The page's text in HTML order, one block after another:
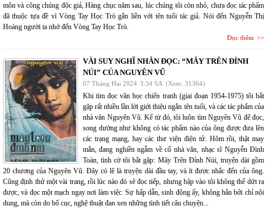
môn và công chúng độc giả, Hàng chục năm sau, lúc chúng tôi còn nhỏ, chưa đọc tác phẩm
đã thuộc tựa đề vì Vòng Tay Học Trò gắn liền với tên tuổi tác giả. Nói đến Nguyễn Thị
Hoàng người ta nhớ đến Vòng Tay Học Trò.
Đọc thêm
VÀI SUY NGHĨ NHÂN ĐỌC: “MÂY TRÊN ĐỈNH
NÚI” CỦA NGUYÊN VŨ
07 Tháng Hai 2024 3:34 SA (Xem: 31364)
Khi tìm đọc văn học chiến tranh (giai đoạn 1954-1975) tôi bắt
gặp rất nhiều lần lời giới thiệu ngắn tên tuổi, và các tác phẩm của
nhà văn Nguyên Vũ. Kể từ đó, tôi luôn tìm Nguyên Vũ để đọc,
song dường như không có tác phẩm nào của ông được đưa lên
các trạng mạng, hay các thư viện điện tử. Hôm rồi, thật may
mắn, đang nghiền ngẫm về cố nhà văn, nhạc sĩ Nguyễn Đình
Toàn, tình cờ tôi bắt gặp: Mây Trên Đỉnh Núi, truyện dài gồm
20 chương của Nguyên Vũ. Đây có lẽ là truyện dài đầu tay, và ít được nhắc đến của ông.
Cũng định thử một vài trang, rồi lúc nào đó sẽ đọc tiếp, nhưng bập vào tôi không thể dứt ra
được, và đọc một mạch ngay nơi làm việc. Sự hấp dẫn, sinh động ấy, không hẳn bởi chỉ nội
dung, mà còn do bố cục, nghệ thuật đan xen những tình tiết câu chuyện...